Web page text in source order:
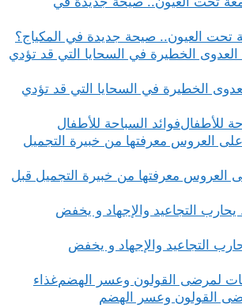
تحت العيون.. صيحة جديدة في المكياج؟
الخطيرة في السحايا التي قد تؤدي
فوائد السباحة للأطفال
العروس معرفتها من خبيرة التجميل قبل
التجاعيد والإجهاد و يخفض
غذاء
القولون وعسر الهضم